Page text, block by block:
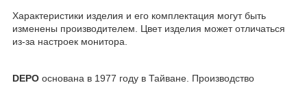
Характеристики изделия и его комплектация могут быть
изменены производителем. Цвет изделия может отличаться
из-за настроек монитора.
DEPO основана в 1977 году в Тайване. Производство